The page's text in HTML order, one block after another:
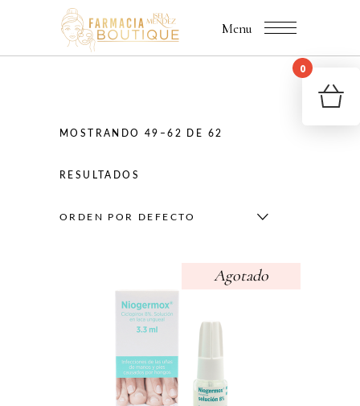
Menu
MOSTRANDO 49–62 DE 62
RESULTADOS
ORDEN POR DEFECTO
Agotado
0